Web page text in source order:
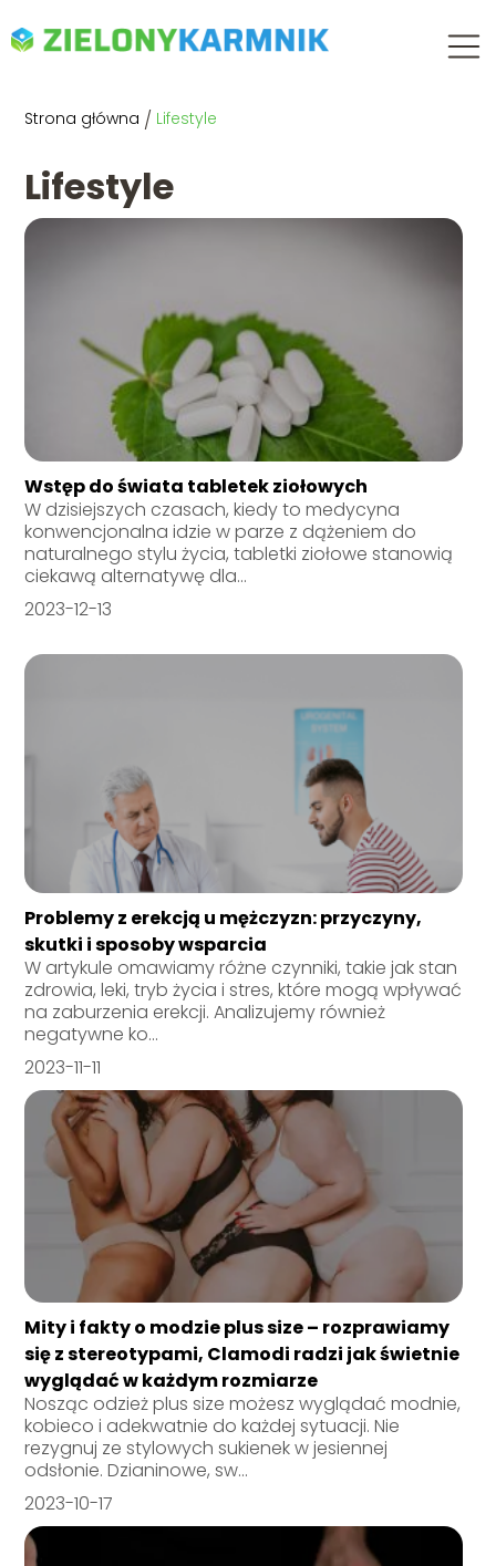
Strona główna / Lifestyle
Lifestyle
Wstęp do świata tabletek ziołowych
W dzisiejszych czasach, kiedy to medycyna
konwencjonalna idzie w parze z dążeniem do
naturalnego stylu życia, tabletki ziołowe stanowią
ciekawą alternatywę dla...
2023-12-13
Problemy z erekcją u mężczyzn: przyczyny,
skutki i sposoby wsparcia
W artykule omawiamy różne czynniki, takie jak stan
zdrowia, leki, tryb życia i stres, które mogą wpływać
na zaburzenia erekcji. Analizujemy również
negatywne ko...
2023-11-11
Mity i fakty o modzie plus size – rozprawiamy
się z stereotypami, Clamodi radzi jak świetnie
wyglądać w każdym rozmiarze
Nosząc odzież plus size możesz wyglądać modnie,
kobieco i adekwatnie do każdej sytuacji. Nie
rezygnuj ze stylowych sukienek w jesiennej
odsłonie. Dzianinowe, sw...
2023-10-17